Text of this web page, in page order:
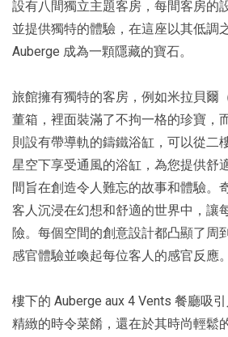
設有八間獨立主題客房，每間客房的
並提供獨特的體驗，在這座以其低調
Auberge 成為一顆隱藏的寶石。
旅館擁有獨特的客房，例如米拉貝爾
董箱，裡面裝滿了不拘一格的珍寶，
則設有帶導軌的鑄鐵浴缸，可以從二
星空下享受通風的浴缸，為您提供舒
間旨在創造令人難忘的故事和體驗。
客人沉浸在幻想和舒適的世界中，讓
險。每個空間的創意設計都凸顯了周
感官體驗並喚起每位客人的感官反應。
樓下的 Auberge aux 4 Vents 餐廳吸
精緻的時令菜餚，還在於其時尚輕鬆